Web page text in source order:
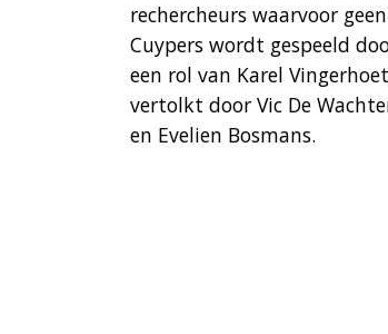
rechercheurs waarvoor
Cuypers wordt gespeeld
een rol van Karel
vertolkt door Vic De
en Evelien Bosmans.